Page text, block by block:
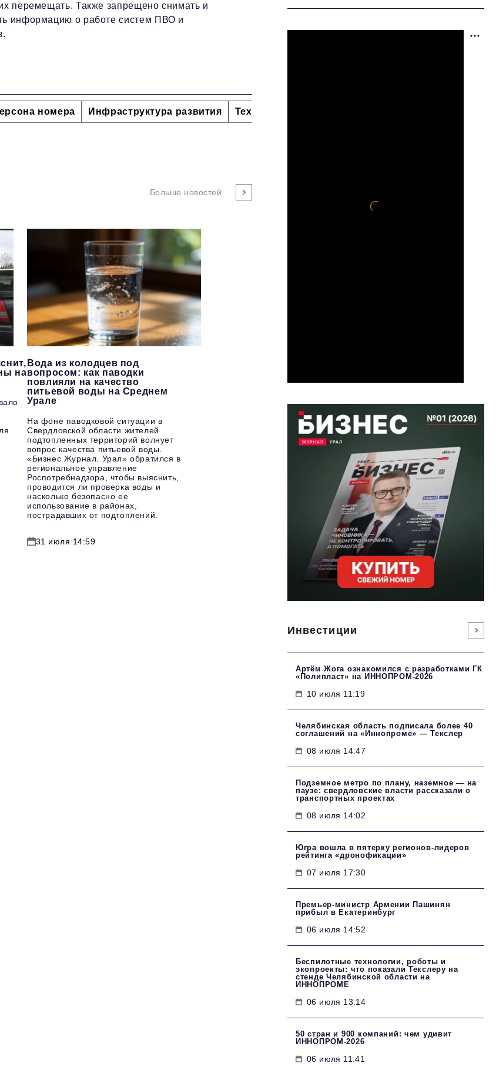
перемещать. Также запрещено снимать и
информацию о работе систем ПВО и
номера Инфраструктура развития Технологии и тренды
Больше новостей
на
Вода из колодцев под
вопросом: как паводки
повлияли на качество
питьевой воды на Среднем
Урале
На фоне паводковой ситуации в
Свердловской области жителей
подтопленных территорий волнует
вопрос качества питьевой воды.
«Бизнес Журнал. Урал» обратился в
региональное управление
Роспотребнадзора, чтобы выяснить,
проводится ли проверка воды и
насколько безопасно ее
использование в районах,
пострадавших от подтоплений.
31 июля 14:59
Инвестиции
Артём Жога ознакомился с разработками ГК
«Полипласт» на ИННОПРОМ-2026
10 июля 11:19
Челябинская область подписала более 40
соглашений на «Иннопроме» — Текслер
08 июля 14:47
Подземное метро по плану, наземное — на
паузе: свердловские власти рассказали о
транспортных проектах
08 июля 14:02
Югра вошла в пятерку регионов-лидеров
рейтинга «дронофикации»
07 июля 17:30
Премьер-министр Армении Пашинян
прибыл в Екатеринбург
06 июля 14:52
Беспилотные технологии, роботы и
экопроекты: что показали Текслеру на
стенде Челябинской области на
ИННОПРОМЕ
06 июля 13:14
50 стран и 900 компаний: чем удивит
ИННОПРОМ‑2026
06 июля 11:41